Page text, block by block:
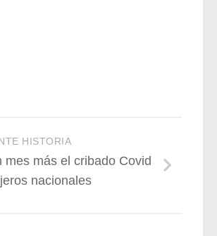
HISTORIA
mes más el cribado Covid
nacionales